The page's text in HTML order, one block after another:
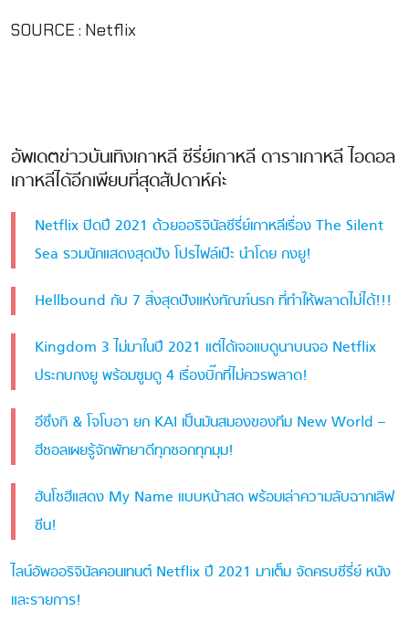
SOURCE : Netflix
อัพเดตข่าวบันเทิงเกาหลี ซีรี่ย์เกาหลี ดาราเกาหลี ไอดอล
เกาหลีได้อีกเพียบที่สุดสัปดาห์ค่ะ
Netflix ปิดปี 2021 ด้วยออริจินัลซีรี่ย์เกาหลีเรื่อง The Silent
Sea รวมนักแสดงสุดปัง โปรไฟล์เป๊ะ นำโดย กงยู!
Hellbound กับ 7 สิ่งสุดปังแห่งทัณฑ์นรก ที่ทำให้พลาดไม่ได้!!!
Kingdom 3 ไม่มาในปี 2021 แต่ได้เจอแบดูนาบนจอ Netflix
ประกบกงยู พร้อมซูมดู 4 เรื่องบิ๊กที่ไม่ควรพลาด!
อีซึงกิ & โจโบอา ยก KAI เป็นมันสมองของทีม New World –
ฮีชอลเผยรู้จักพัทยาดีทุกซอกทุกมุม!
ฮันโซฮีแสดง My Name แบบหน้าสด พร้อมเล่าความลับฉากเลิฟ
ซีน!
ไลน์อัพออริจินัลคอนเทนต์ Netflix ปี 2021 มาเต็ม จัดครบซีรี่ย์ หนัง
และรายการ!